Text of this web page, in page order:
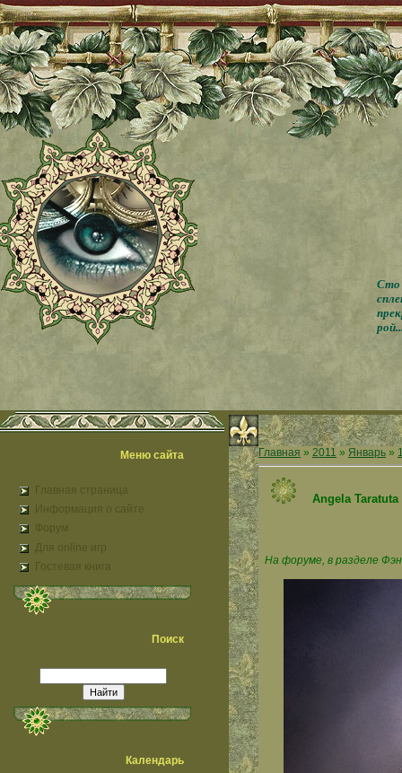
Сто
Меню сайта
Главная страница
Информация о сайте
Форум
Для online игр
Гостевая книга
Поиск
Календарь
Главная » 2011 » Январь »
Angela
На форуме, в разделе